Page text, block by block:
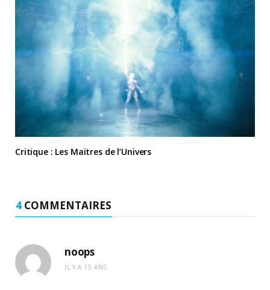
Critique : Les Maitres de l’Univers
4 COMMENTAIRES
noops
IL Y A 15 ANS